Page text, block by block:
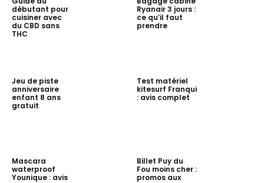
débutant pour
cuisiner avec
du CBD sans
THC
Ryanair 3 jours :
ce qu’il faut
prendre
Jeu de piste
anniversaire
enfant 8 ans
gratuit
Test matériel
kitesurf Franqui
: avis complet
Mascara
waterproof
Younique : avis
Billet Puy du
Fou moins cher :
promos aux